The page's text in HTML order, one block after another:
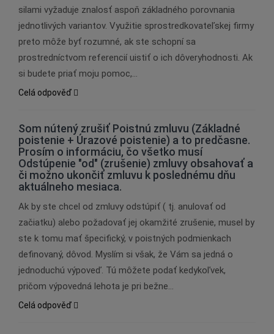
silami vyžaduje znalosť aspoň základného porovnania
jednotlivých variantov. Využitie sprostredkovateľskej firmy
preto môže byť rozumné, ak ste schopní sa
prostredníctvom referencií uistiť o ich dôveryhodnosti. Ak
si budete priať moju pomoc,…
Celá odpověď
Som nútený zrušiť Poistnú zmluvu (Základné
poistenie + Úrazové poistenie) a to predčasne.
Prosím o informáciu, čo všetko musí
Odstúpenie "od" (zrušenie) zmluvy obsahovať a
či možno ukončiť zmluvu k poslednému dňu
aktuálneho mesiaca.
Ak by ste chcel od zmluvy odstúpiť ( tj. anulovať od
začiatku) alebo požadovať jej okamžité zrušenie, musel by
ste k tomu mať špecifický, v poistných podmienkach
definovaný, dôvod. Myslím si však, že Vám sa jedná o
jednoduchú výpoveď. Tú môžete podať kedykoľvek,
pričom výpovedná lehota je pri bežne…
Celá odpověď